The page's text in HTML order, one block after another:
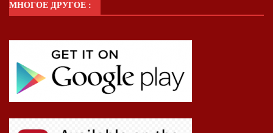
МНОГОЕ ДРУГОЕ :